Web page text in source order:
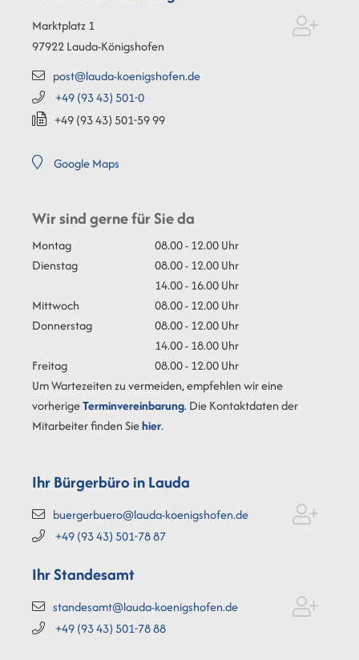
Marktplatz 1
97922Lauda-Königshofen
post@lauda-koenigshofen.de
+49 (9343) 501-0
+49 (9343) 501-5999
Google Maps
Wir sind gerne für Sie da
Montag
08.00 - 12.00 Uhr
Dienstag
08.00 - 12.00 Uhr
14.00 - 16.00 Uhr
Mittwoch
08.00 - 12.00 Uhr
Donnerstag
08.00 - 12.00 Uhr
14.00 - 18.00 Uhr
Freitag
08.00 - 12.00 Uhr
Um Wartezeiten zu vermeiden, empfehlen wir eine
vorherigeTerminvereinbarung. Die Kontaktdaten der
Mitarbeiter finden Siehier.
Ihr Bürgerbüro in Lauda
buergerbuero@lauda-koenigshofen.de
+49 (9343) 501-7887
Ihr Standesamt
standesamt@lauda-koenigshofen.de
+49 (9343) 501-7888